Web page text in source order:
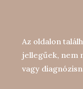
Az oldalon
jellegűek, nem
vagy